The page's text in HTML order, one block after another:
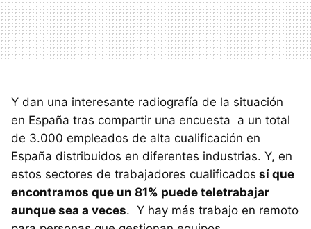
Y dan una interesante radiografía de la situación
en España tras compartir una encuesta a un total
de 3.000 empleados de alta cualificación en
España distribuidos en diferentes industrias. Y, en
estos sectores de trabajadores cualificados sí que
encontramos que un 81% puede teletrabajar
aunque sea a veces. Y hay más trabajo en remoto